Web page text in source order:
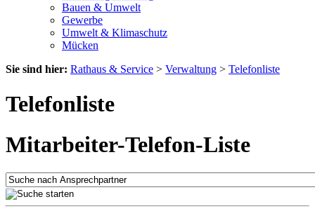
Bauen & Umwelt
Gewerbe
Umwelt & Klimaschutz
Mücken
Sie sind hier: Rathaus & Service > Verwaltung > Telefonliste
Telefonliste
Mitarbeiter-Telefon-Liste